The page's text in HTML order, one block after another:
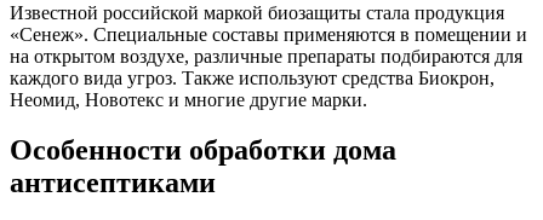
Известной российской маркой биозащиты стала продукция
«Сенеж». Специальные составы применяются в помещении и
на открытом воздухе, различные препараты подбираются для
каждого вида угроз. Также используют средства Биокрон,
Неомид, Новотекс и многие другие марки.
Особенности обработки дома
антисептиками